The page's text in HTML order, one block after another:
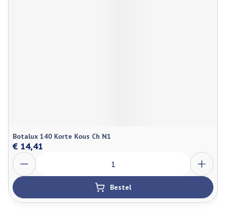
Botalux 140 Korte Kous Ch N1
€ 14,41
Aantal
Bestel